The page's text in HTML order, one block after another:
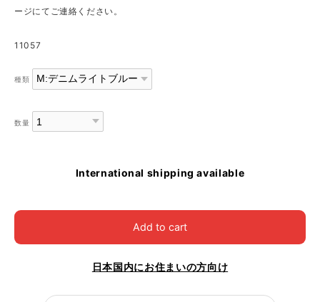
ージにてご連絡ください。
11057
種類
数量
International shipping available
Add to cart
日本国内にお住まいの方向け